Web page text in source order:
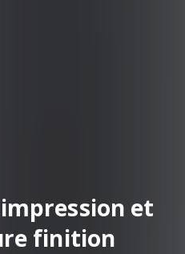
et
finition